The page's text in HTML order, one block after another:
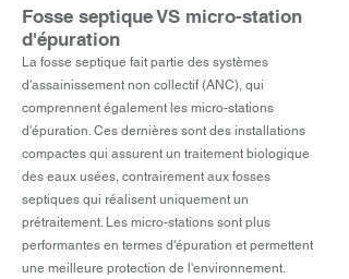
Fosse septique VS micro-station
d'épuration
La fosse septique fait partie des systèmes
d'assainissement non collectif (ANC), qui
comprennent également les micro-stations
d'épuration. Ces dernières sont des installations
compactes qui assurent un traitement biologique
des eaux usées, contrairement aux fosses
septiques qui réalisent uniquement un
prétraitement. Les micro-stations sont plus
performantes en termes d'épuration et permettent
une meilleure protection de l'environnement.